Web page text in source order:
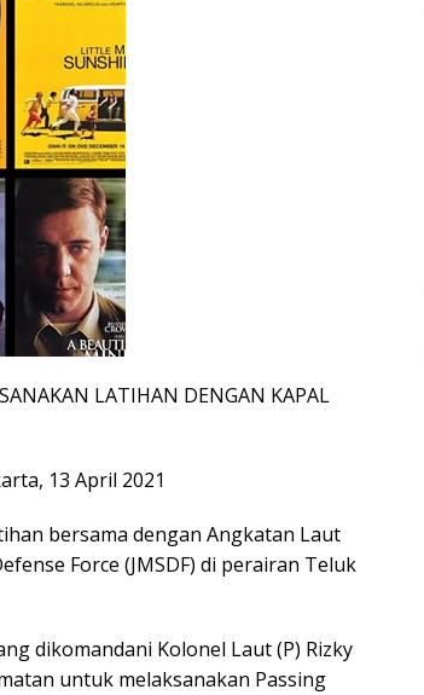
LATIHAN DENGAN KAPAL
13 April 2021
bersama dengan Angkatan Laut
Force (JMSDF) di perairan Teluk
dikomandani Kolonel Laut (P) Rizky
untuk melaksanakan Passing